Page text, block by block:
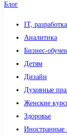
Блог
IT, разработка
Аналитика
Бизнес-
Детям
Дизайн
Духовные
Женские
Здоровье
Иностранные